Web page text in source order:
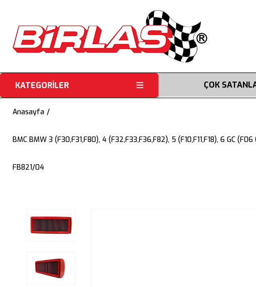
KATEGORİLER ÇOK
Anasayfa
BMC BMW 3 (F30,F31,F80), 4 (F32,F33,F36,F82), 5 (F10,F11,F18), 6 GC
FB821/04